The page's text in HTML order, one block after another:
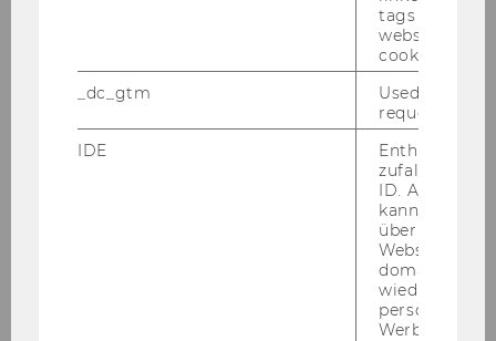
tags on the
website read
cookie.
_dc_gtm
Used to
request rate.
IDE
Enthält eine
ID. Anhand
kann Google
über
Websites
Werbung